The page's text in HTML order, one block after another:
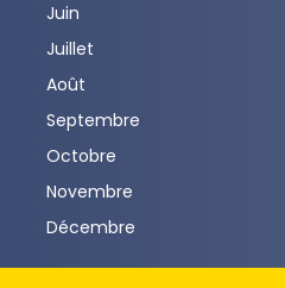
Juin
Juillet
Août
Septembre
Octobre
Novembre
Décembre